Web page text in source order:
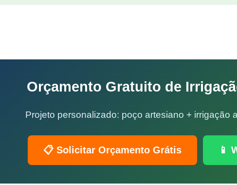
Orçamento Gratuito de
Projeto personalizado: poço artesiano + irrigação
📋 Solicitar Orçamento Grátis 📱